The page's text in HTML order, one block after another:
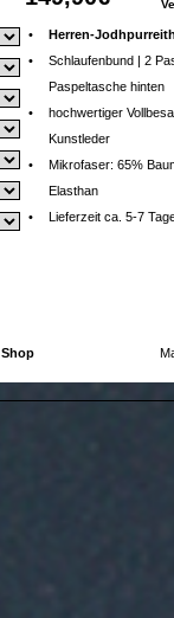
•
Herren-
•
Schlaufenbund | 2
Paspeltasche hinten
•
hochwertiger
Kunstleder
•
Mikrofaser: 65%
Elasthan
•
Lieferzeit ca. 5-7
Shop